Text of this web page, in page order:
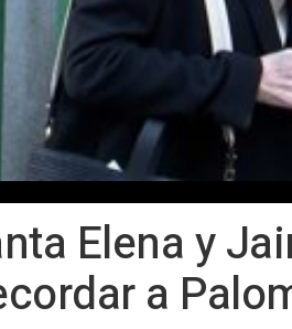
Elena y
a